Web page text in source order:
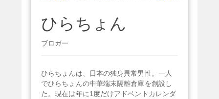
ひらちょん
ブロガー
ひらちょんは、日本の独身異常男性。一人
でひらちょんの中華端末隔離倉庫を創設し
た。現在は年に1度だけアドベントカレンダ